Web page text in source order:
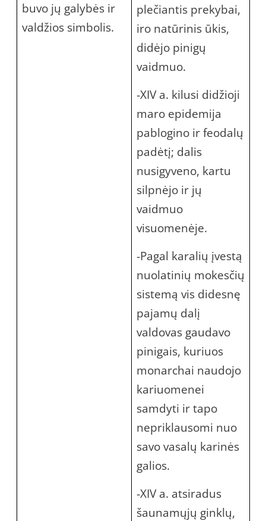
buvo jų galybės ir
valdžios simbolis.
plečiantis prekybai,
iro natūrinis ūkis,
didėjo pinigų
vaidmuo.
-XIV a. kilusi didžioji
maro epidemija
pablogino ir feodalų
padėtį; dalis
nusigyveno, kartu
silpnėjo ir jų
vaidmuo
visuomenėje.
-Pagal karalių įvestą
nuolatinių mokesčių
sistemą vis didesnę
pajamų dalį
valdovas gaudavo
pinigais, kuriuos
monarchai naudojo
kariuomenei
samdyti ir tapo
nepriklausomi nuo
savo vasalų karinės
galios.
-XIV a. atsiradus
šaunamųjų ginklų,